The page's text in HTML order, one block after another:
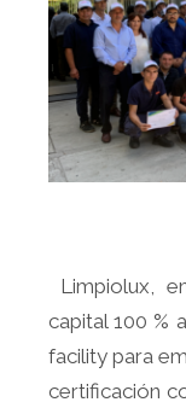
Limpiolux,
capital 100 %
facility para
certificación